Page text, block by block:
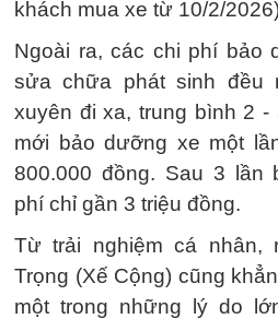
khách mua xe từ 10/2/
Ngoài ra, các chi phí bảo
sửa chữa phát sinh đều
xuyên đi xa, trung bình 2 -
mới bảo dưỡng xe một
800.000 đồng. Sau 3 lần
phí chỉ gần 3 triệu đồng.
Từ trải nghiệm cá nhân,
Trọng (Xế Cộng) cũng
một trong những lý do